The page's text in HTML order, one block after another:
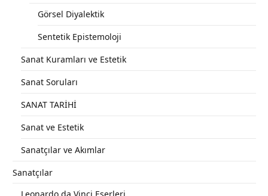
Görsel Diyalektik
Sentetik Epistemoloji
Sanat Kuramları ve Estetik
Sanat Soruları
SANAT TARİHİ
Sanat ve Estetik
Sanatçılar ve Akımlar
Sanatçılar